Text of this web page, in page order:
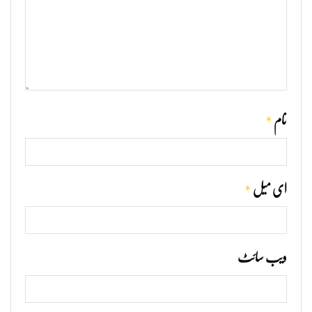
نام *
ای میل *
ویب‌ سائٹ